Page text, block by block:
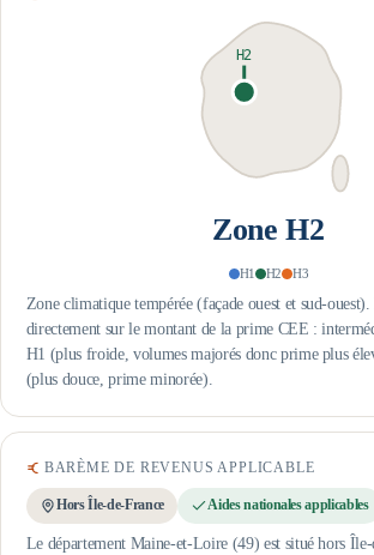
H2
ZoneH2
H1 H2 H3
Zone climatique tempérée (façade ouest et sud-
directement sur le montant de la prime CEE :
H1 (plus froide, volumes majorés donc prime plus
(plus douce, prime minorée).
BARÈME DE REVENUS APPLICABLE
Hors Île-de-France Aides nationales applicables
Le département Maine-et-Loire (49) est situé hors